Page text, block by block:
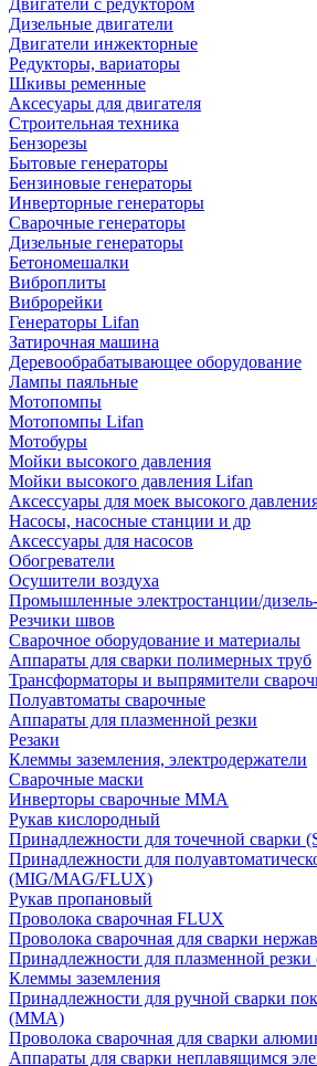
Двигатели с редуктором
Дизельные двигатели
Двигатели инжекторные
Редукторы, вариаторы
Шкивы ременные
Аксесуары для двигателя
Строительная техника
Бензорезы
Бытовые генераторы
Бензиновые генераторы
Инверторные генераторы
Сварочные генераторы
Дизельные генераторы
Бетономешалки
Виброплиты
Виброрейки
Генераторы Lifan
Затирочная машина
Деревообрабатывающее оборудование
Лампы паяльные
Мотопомпы
Мотопомпы Lifan
Мотобуры
Мойки высокого давления
Мойки высокого давления Lifan
Аксессуары для моек высокого
Насосы, насосные станции и др
Аксессуары для насосов
Обогреватели
Осушители воздуха
Промышленные электростанции/
Резчики швов
Сварочное оборудование и материалы
Аппараты для сварки полимерных труб
Трансформаторы и выпрямители
Полуавтоматы сварочные
Аппараты для плазменной резки
Резаки
Клеммы заземления, электродержатели
Сварочные маски
Инверторы сварочные ММА
Рукав кислородный
Принадлежности для точечной сварки
Принадлежности для
(MIG/MAG/FLUX)
Рукав пропановый
Проволока сварочная FLUX
Проволока сварочная для сварки
Принадлежности для плазменной
Клеммы заземления
Принадлежности для ручной сварки
(MMA)
Проволока сварочная для сварки
Аппараты для сварки неплавящимся